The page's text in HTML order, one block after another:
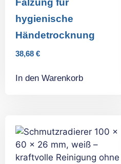
Falzung für
hygienische
Händetrocknung
38,68 €
In den Warenkorb